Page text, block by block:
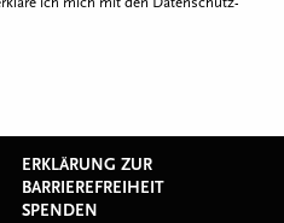
ERKLÄRUNG ZUR
BARRIEREFREIHEIT
SPENDEN